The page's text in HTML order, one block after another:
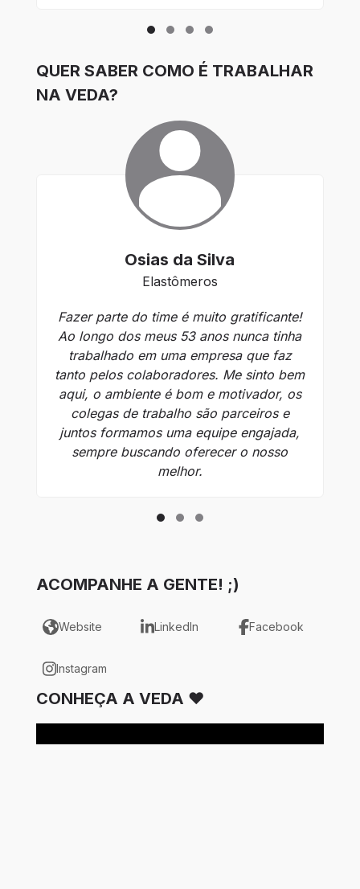
QUER SABER COMO É TRABALHAR
NA VEDA?
Osias da Silva
Elastômeros
Fazer parte do time é muito gratificante!
Ao longo dos meus 53 anos nunca tinha
trabalhado em uma empresa que faz
tanto pelos colaboradores. Me sinto bem
aqui, o ambiente é bom e motivador, os
colegas de trabalho são parceiros e
juntos formamos uma equipe engajada,
sempre buscando oferecer o nosso
melhor.
ACOMPANHE A GENTE! ;)
Website LinkedIn Facebook
Instagram
CONHEÇA A VEDA ❤️